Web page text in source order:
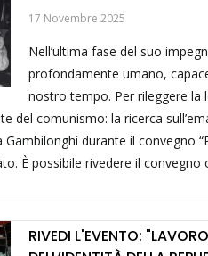
17 Novembre 2025
Nell’ultima fase del suo
profondamente umano,
nostro tempo. Per rileggere la
del comunismo: la ricerca
durante il convegno
È possibile rivedere il convegno
RIVEDI L'EVENTO: